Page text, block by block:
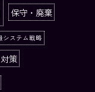
保守・廃棄
システム戦略
策